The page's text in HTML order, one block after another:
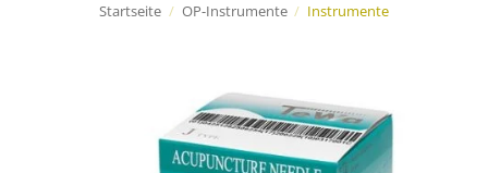
Startseite / OP-Instrumente / Instrumente